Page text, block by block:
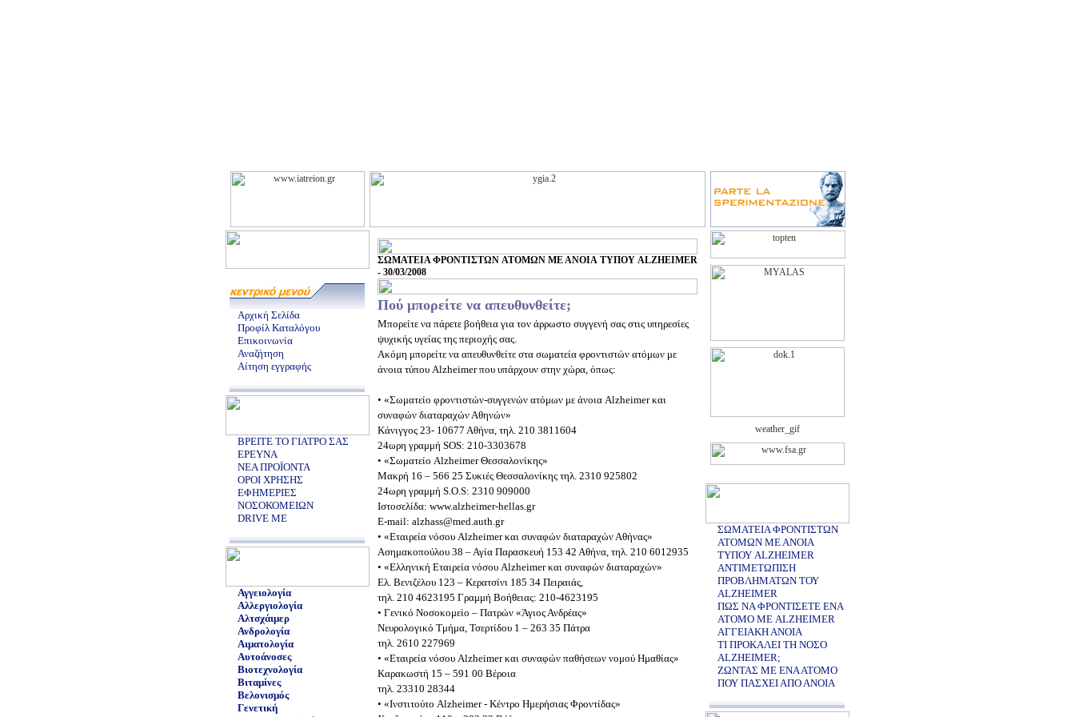
Αρχική Σελίδα
Προφίλ Καταλόγου
Επικοινωνία
Αναζήτηση
Αίτηση εγγραφής
ΒΡΕΙΤΕ ΤΟ ΓΙΑΤΡΟ ΣΑΣ
ΕΡΕΥΝΑ
ΝΕΑ ΠΡΟΪΟΝΤΑ
ΟΡΟΙ ΧΡΗΣΗΣ
ΕΦΗΜΕΡΙΕΣ
ΝΟΣΟΚΟΜΕΙΩΝ
DRIVE ME
Αγγειολογία
Αλλεργιολογία
Αλτσχάιμερ
Ανδρολογία
Αιματολογία
Αυτοάνοσες
Βιοτεχνολογία
Βιταμίνες
Βελονισμός
Γενετική
ΣΩΜΑΤΕΙΑ ΦΡΟΝΤΙΣΤΩΝ ΑΤΟΜΩΝ ΜΕ ΑΝΟΙΑ ΤΥΠΟΥ ALZHEIMER
- 30/03/2008
Πού μπορείτε να απευθυνθείτε;
Μπορείτε να πάρετε βοήθεια για τον άρρωστο συγγενή σας στις υπηρεσίες
ψυχικής υγείας της περιοχής σας.
Ακόμη μπορείτε να απευθυνθείτε στα σωματεία φροντιστών ατόμων με
άνοια τύπου Alzheimer που υπάρχουν στην χώρα, όπως:
• «Σωματείο φροντιστών-συγγενών ατόμων με άνοια Alzheimer και
συναφών διαταραχών Αθηνών»
Κάνιγγος 23- 10677 Αθήνα, τηλ. 210 3811604
24ωρη γραμμή SOS: 210-3303678
• «Σωματείο Alzheimer Θεσσαλονίκης»
Μακρή 16 – 566 25 Συκιές Θεσσαλονίκης τηλ. 2310 925802
24ωρη γραμμή S.O.S: 2310 909000
Ιστοσελίδα: www.alzheimer-hellas.gr
E-mail: alzhass@med.auth.gr
• «Εταιρεία νόσου Alzheimer και συναφών διαταραχών Αθήνας»
Ασημακοπούλου 38 – Αγία Παρασκευή 153 42 Αθήνα, τηλ. 210 6012935
• «Ελληνική Εταιρεία νόσου Alzheimer και συναφών διαταραχών»
Ελ. Βενιζέλου 123 – Κερατσίνι 185 34 Πειραιάς,
τηλ. 210 4623195 Γραμμή Βοήθειας: 210-4623195
• Γενικό Νοσοκομείο – Πατρών «Άγιος Ανδρέας»
Νευρολογικό Τμήμα, Τσερτίδου 1 – 263 35 Πάτρα
τηλ. 2610 227969
• «Εταιρεία νόσου Alzheimer και συναφών παθήσεων νομού Ημαθίας»
Καρακωστή 15 – 591 00 Βέροια
τηλ. 23310 28344
• «Ινστιτούτο Alzheimer - Κέντρο Ημερήσιας Φροντίδας»
ΣΩΜΑΤΕΙΑ ΦΡΟΝΤΙΣΤΩΝ
ΑΤΟΜΩΝ ΜΕ ΑΝΟΙΑ
ΤΥΠΟΥ ALZHEIMER
ΑΝΤΙΜΕΤΩΠΙΣΗ
ΠΡΟΒΛΗΜΑΤΩΝ ΤΟΥ
ALZHEIMER
ΠΩΣ ΝΑ ΦΡΟΝΤΙΣΕΤΕ ΕΝΑ
ΑΤΟΜΟ ΜΕ ALZHEIMER
ΑΓΓΕΙΑΚΗ ΑΝΟΙΑ
ΤΙ ΠΡΟΚΑΛΕΙ ΤΗ ΝΟΣΟ
ALZHEIMER;
ΖΩΝΤΑΣ ΜΕ ΕΝΑ ΑΤΟΜΟ
ΠΟΥ ΠΑΣΧΕΙ ΑΠΟ ΑΝΟΙΑ